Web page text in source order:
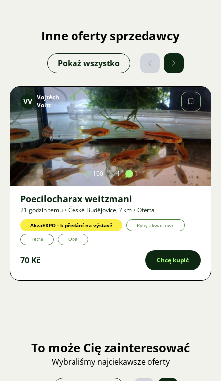
Inne oferty sprzedawcy
Pokaż wszystko
Zdjęcie
VV Vojtěch
Voltr
100 1 1
Poecilocharax weitzmani
21 godzin temu • České Budějovice,? km • Oferta
AkvaEXPO - k předání na výstavě Ryby akwariowe
Tetra Oba
70 Kč Chcę kupić
To może Cię zainteresować
Wybraliśmy najciekawsze oferty